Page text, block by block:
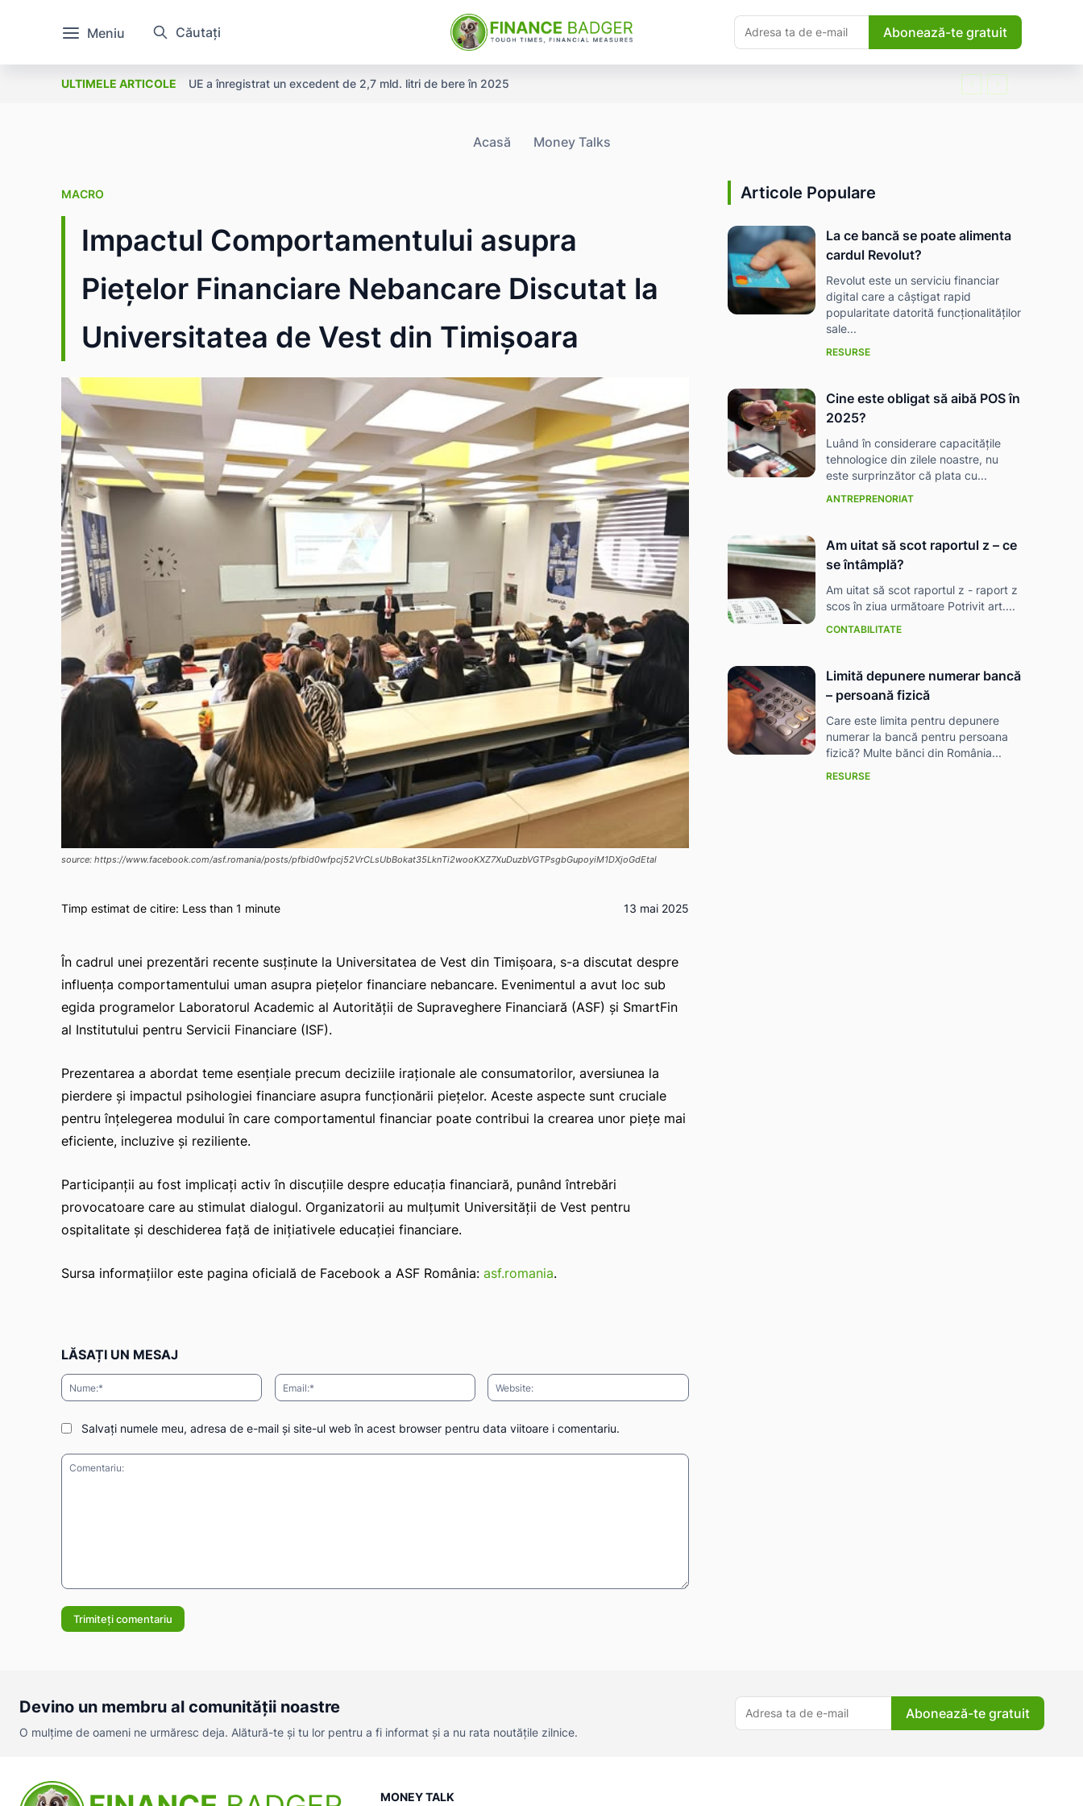
Meniu Căutați Abonează-te gratuit
ULTIMELE ARTICOLE UE a înregistrat un excedent de 2,7 mld. litri de bere în 2025
Acasă Money Talks
MACRO
Impactul Comportamentului asupra
Piețelor Financiare Nebancare Discutat la
Universitatea de Vest din Timișoara
source: https://www.facebook.com/asf.romania/posts/pfbid0wfpcj52VrCLsUbBokat35LknTi2wooKXZ7XuDuzbVGTPsgbGupoyiM1DXjoGdEtal
Timp estimat de citire: Less than 1 minute 13 mai 2025
În cadrul unei prezentări recente susținute la Universitatea de Vest din Timișoara, s-a discutat despre
influența comportamentului uman asupra piețelor financiare nebancare. Evenimentul a avut loc sub
egida programelor Laboratorul Academic al Autorității de Supraveghere Financiară (ASF) și SmartFin
al Institutului pentru Servicii Financiare (ISF).
Prezentarea a abordat teme esențiale precum deciziile iraționale ale consumatorilor, aversiunea la
pierdere și impactul psihologiei financiare asupra funcționării piețelor. Aceste aspecte sunt cruciale
pentru înțelegerea modului în care comportamentul financiar poate contribui la crearea unor piețe mai
eficiente, incluzive și reziliente.
Participanții au fost implicați activ în discuțiile despre educația financiară, punând întrebări
provocatoare care au stimulat dialogul. Organizatorii au mulțumit Universității de Vest pentru
ospitalitate și deschiderea față de inițiativele educației financiare.
Sursa informațiilor este pagina oficială de Facebook a ASF România: asf.romania.
LĂSAȚI UN MESAJ
Nume:* Email:* Website:
Salvați numele meu, adresa de e-mail și site-ul web în acest browser pentru data viitoare i comentariu.
Articole Populare
La ce bancă se poate alimenta
cardul Revolut?
Revolut este un serviciu financiar
digital care a câștigat rapid
popularitate datorită funcționalităților
sale...
RESURSE
Cine este obligat să aibă POS în
2025?
Luând în considerare capacitățile
tehnologice din zilele noastre, nu
este surprinzător că plata cu...
ANTREPRENORIAT
Am uitat să scot raportul z – ce
se întâmplă?
Am uitat să scot raportul z - raport z
scos în ziua următoare Potrivit art....
CONTABILITATE
Limită depunere numerar bancă
– persoană fizică
Care este limita pentru depunere
numerar la bancă pentru persoana
fizică? Multe bănci din România...
RESURSE
Devino un membru al comunității noastre
O mulțime de oameni ne urmăresc deja. Alătură-te și tu lor pentru a fi informat și a nu rata noutățile zilnice.
Abonează-te gratuit
MONEY TALK